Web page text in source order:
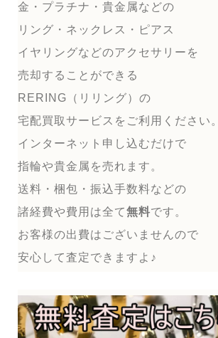
金・プラチナ・貴金属などの
リング・ネックレス・ピアス
イヤリングなどのアクセサリーを
売却することができる
RERING（リリング）の
宅配買取サービスをご利用ください。
インターネット申し込むだけで
指輪や貴金属を売れます。
送料・梱包・振込手数料などの
諸経費や費用は全て無料です。
お客様の出費はございませんので
安心して査定できますよ♪